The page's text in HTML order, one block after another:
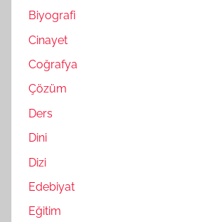
Biyografi
Cinayet
Coğrafya
Çözüm
Ders
Dini
Dizi
Edebiyat
Eğitim